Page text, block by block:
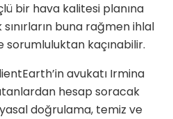
bir hava kalitesi planına
buna rağmen ihlal
sorumluluktan kaçınabilir.
avukatı Irmina
hesap soracak
doğrulama, temiz ve